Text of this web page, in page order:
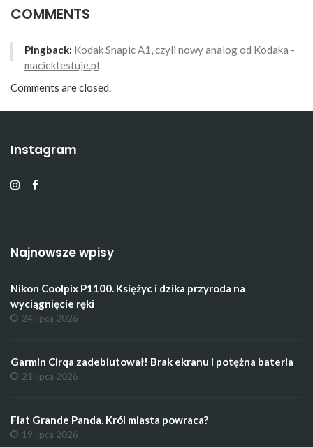
COMMENTS
Pingback: Kodak Snapic A1, czyli nowy analog od Kodaka -
maciektestuje.pl
Comments are closed.
Instagram
Najnowsze wpisy
Nikon Coolpix P1100. Księżyc i dzika przyroda na
wyciągnięcie ręki
24 lipca 2026
Garmin Cirqa zadebiutował! Brak ekranu i potężna bateria
21 lipca 2026
Fiat Grande Panda. Król miasta powraca?
19 lipca 2026